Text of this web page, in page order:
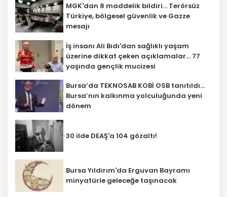
MGK'dan 8 maddelik bildiri... Terörsüz
Türkiye, bölgesel güvenlik ve Gazze
mesajı
İş insanı Ali Bıdı'dan sağlıklı yaşam
üzerine dikkat çeken açıklamalar... 77
yaşında gençlik mucizesi
Bursa’da TEKNOSAB KOBİ OSB tanıtıldı...
Bursa’nın kalkınma yolculuğunda yeni
dönem
30 ilde DEAŞ'a 104 gözaltı!
Bursa Yıldırım'da Erguvan Bayramı
minyatürle geleceğe taşınacak